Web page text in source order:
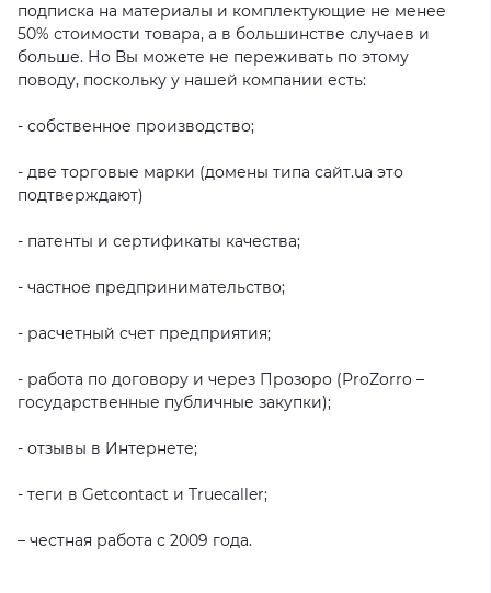
подписка на материалы и комплектующие не менее
50% стоимости товара, а в большинстве случаев и
больше. Но Вы можете не переживать по этому
поводу, поскольку у нашей компании есть:
- собственное производство;
- две торговые марки (домены типа сайт.ua это
подтверждают)
- патенты и сертификаты качества;
- частное предпринимательство;
- расчетный счет предприятия;
- работа по договору и через Прозоро (ProZorro –
государственные публичные закупки);
- отзывы в Интернете;
- теги в Getcontact и Truecaller;
– честная работа с 2009 года.